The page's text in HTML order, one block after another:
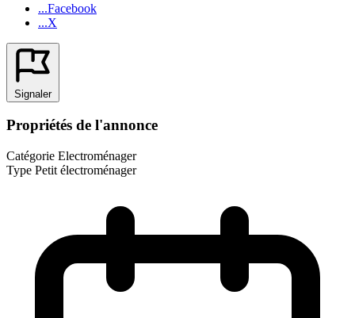
...Facebook
...X
Signaler
Propriétés de l'annonce
Catégorie Electroménager
Type Petit électroménager